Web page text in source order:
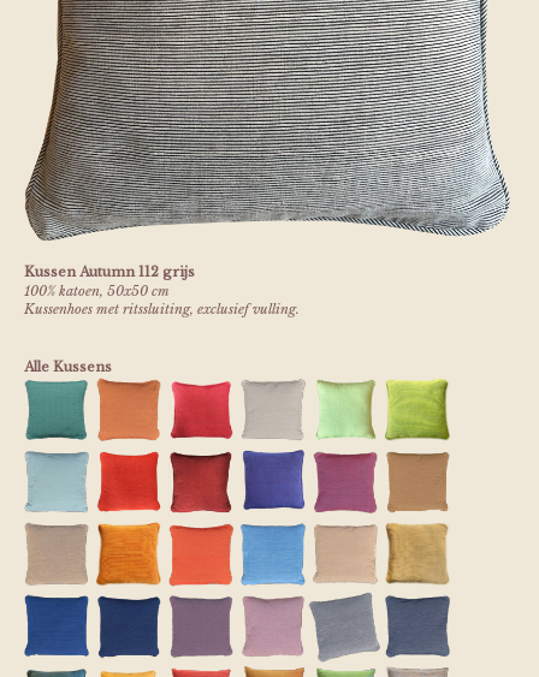
Kussen Autumn 112 grijs
100% katoen, 50x50 cm
Kussenhoes met ritssluiting, exclusief vulling.
Alle Kussens